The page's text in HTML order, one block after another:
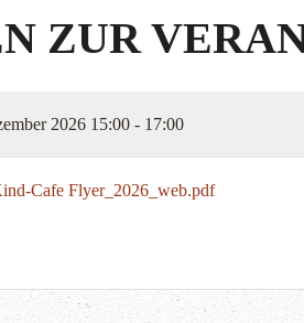
ZUR
2026 15:00 - 17:00
Cafe Flyer_2026_web.pdf